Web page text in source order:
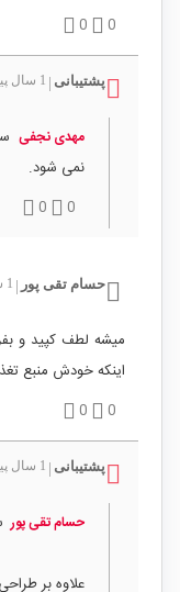
0
0
پشتیبانی 1 سال پیش
مهدی نجفی
نمی شود.
0
0
حسام تقی پور 1 سال پیش
میشه لطف کپید و
اینکه خودش منبع
0
0
پشتیبانی 1 سال پیش
حسام تقی پور
علاوه بر